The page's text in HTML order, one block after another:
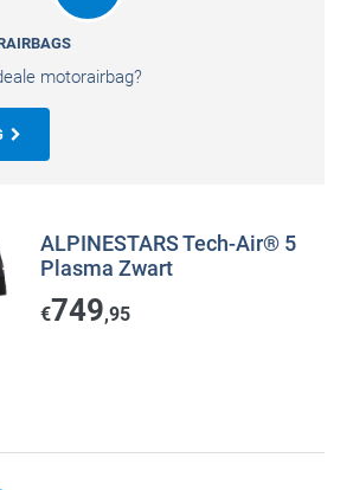
motorairbag?
ALPINESTARS Tech-Air® 5
Plasma Zwart
€749,95